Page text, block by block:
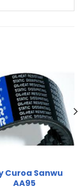
Curoa Sanwu
AA95